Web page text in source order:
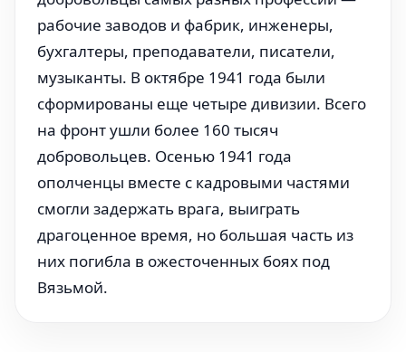
рабочие заводов и фабрик, инженеры,
бухгалтеры, преподаватели, писатели,
музыканты. В октябре 1941 года были
сформированы еще четыре дивизии. Всего
на фронт ушли более 160 тысяч
добровольцев. Осенью 1941 года
ополченцы вместе с кадровыми частями
смогли задержать врага, выиграть
драгоценное время, но большая часть из
них погибла в ожесточенных боях под
Вязьмой.